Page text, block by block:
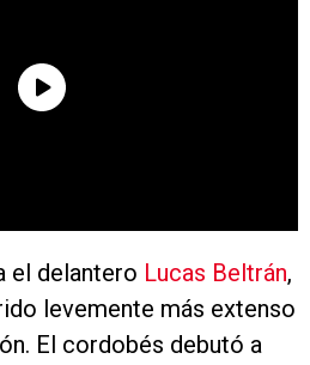
el delantero Lucas Beltrán,
levemente más extenso
El cordobés debutó a